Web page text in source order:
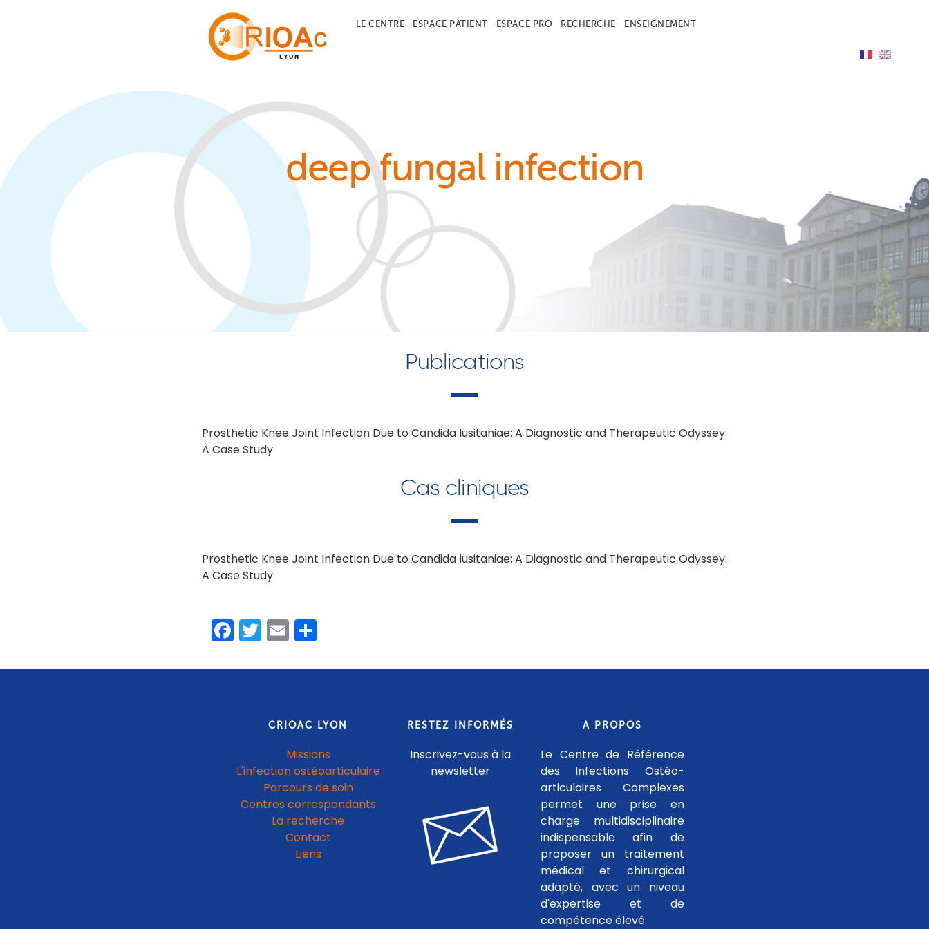
LE CENTRE ESPACE PATIENT ESPACE PRO RECHERCHE ENSEIGNEMENT
deep fungal infection
Publications
Prosthetic Knee Joint Infection Due to Candida lusitaniae: A Diagnostic and Therapeutic Odyssey:
A Case Study
Cas cliniques
Prosthetic Knee Joint Infection Due to Candida lusitaniae: A Diagnostic and Therapeutic Odyssey:
A Case Study
Facebook
Twitter
Email
CRIOAC LYON
Missions
L'infection ostéoarticulaire
Parcours de soin
Centres correspondants
La recherche
Contact
Liens
RESTEZ INFORMÉS
Inscrivez-vous à la
newsletter
A PROPOS
Le Centre de Référence
des Infections Ostéo-
articulaires Complexes
permet une prise en
charge multidisciplinaire
indispensable afin de
proposer un traitement
médical et chirurgical
adapté, avec un niveau
d'expertise et de
compétence élevé.